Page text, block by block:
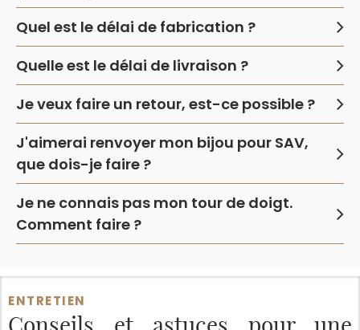
Quel est le délai de fabrication ?
Quelle est le délai de livraison ?
Je veux faire un retour, est-ce possible ?
J'aimerai renvoyer mon bijou pour SAV,
que dois-je faire ?
Je ne connais pas mon tour de doigt.
Comment faire ?
ENTRETIEN